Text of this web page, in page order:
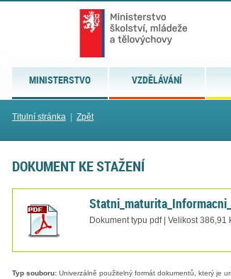
MINISTERSTVO VZDĚLÁVÁNÍ
Titulní stránka Zpět
DOKUMENT KE STAŽENÍ
Dokument typu pdf | Velikost 386,91
Typ souboru: Univerzálně použitelný formát dokumentů, který je